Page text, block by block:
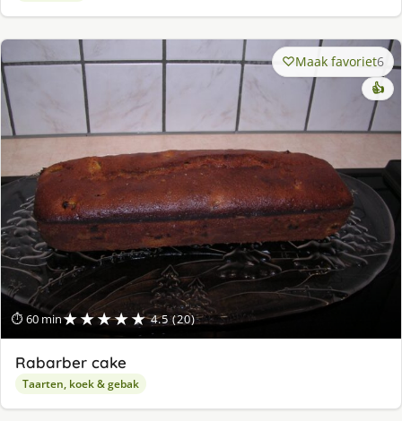
⏱ 60 min★★★★★ 4.5 (20)
Maak favoriet6
👍
Rabarber cake
Taarten, koek & gebak